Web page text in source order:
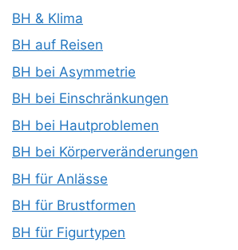
BH & Klima
BH auf Reisen
BH bei Asymmetrie
BH bei Einschränkungen
BH bei Hautproblemen
BH bei Körperveränderungen
BH für Anlässe
BH für Brustformen
BH für Figurtypen